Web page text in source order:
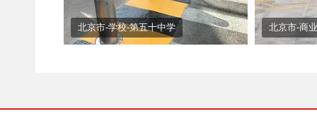
北京市-学校-第五十中学 北京市-商